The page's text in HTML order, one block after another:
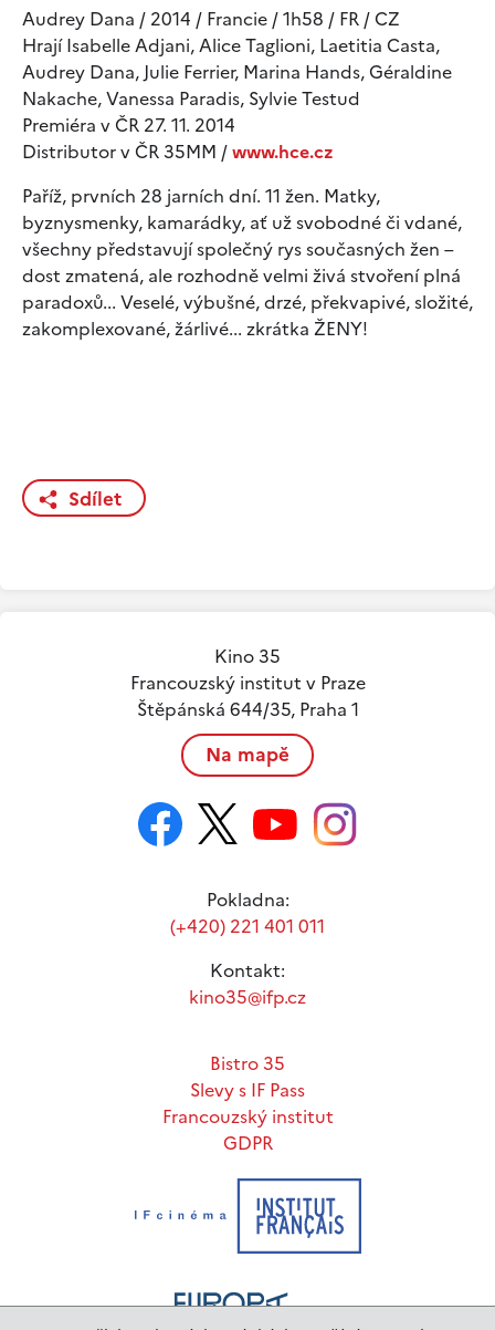
Audrey Dana / 2014 / Francie / 1h58 / FR / CZ
Hrají Isabelle Adjani, Alice Taglioni, Laetitia Casta,
Audrey Dana, Julie Ferrier, Marina Hands, Géraldine
Nakache, Vanessa Paradis, Sylvie Testud
Premiéra v ČR 27. 11. 2014
Distributor v ČR 35MM /www.hce.cz
Paříž, prvních 28 jarních dní. 11 žen. Matky,
byznysmenky, kamarádky, ať už svobodné či vdané,
všechny představují společný rys současných žen –
dost zmatená, ale rozhodně velmi živá stvoření plná
paradoxů... Veselé, výbušné, drzé, překvapivé, složité,
zakomplexované, žárlivé... zkrátka ŽENY!
Sdílet
Kino 35
Francouzský institut v Praze
Štěpánská 644/35, Praha 1
Na mapě
Pokladna:
(+420) 221 401 011
Kontakt:
kino35@ifp.cz
Bistro 35
Slevy s IF Pass
Francouzský institut
GDPR